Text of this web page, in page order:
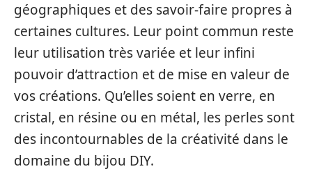
géographiques et des savoir-faire propres à
certaines cultures. Leur point commun reste
leur utilisation très variée et leur infini
pouvoir d’attraction et de mise en valeur de
vos créations. Qu’elles soient en verre, en
cristal, en résine ou en métal, les perles sont
des incontournables de la créativité dans le
domaine du bijou DIY.